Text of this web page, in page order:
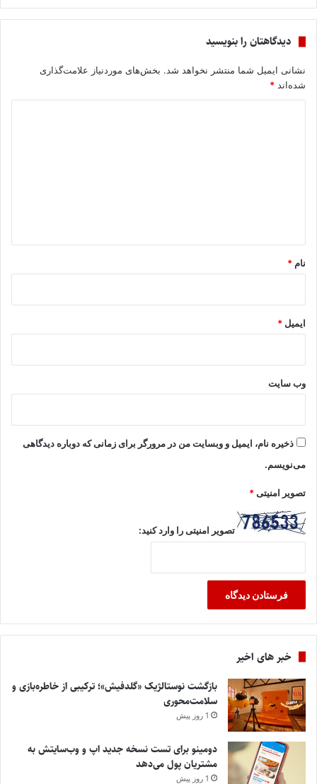
دیدگاهتان را بنویسید
نشانی ایمیل شما منتشر نخواهد شد. بخش‌های موردنیاز علامت‌گذاری
شده‌اند *
نام *
ایمیل *
وب‌ سایت
ذخیره نام، ایمیل و وبسایت من در مرورگر برای زمانی که دوباره دیدگاهی
می‌نویسم.
تصویر امنیتی*
تصویر امنیتی را وارد کنید:
خبر های اخیر
بازگشت نوستالژیک «گلدفیش»؛ ترکیبی از خاطره‌بازی و
سلامت‌محوری
1 روز پیش
دومینو برای تست نسخه جدید اپ و وب‌سایتش به
مشتریان پول می‌دهد
1 روز پیش